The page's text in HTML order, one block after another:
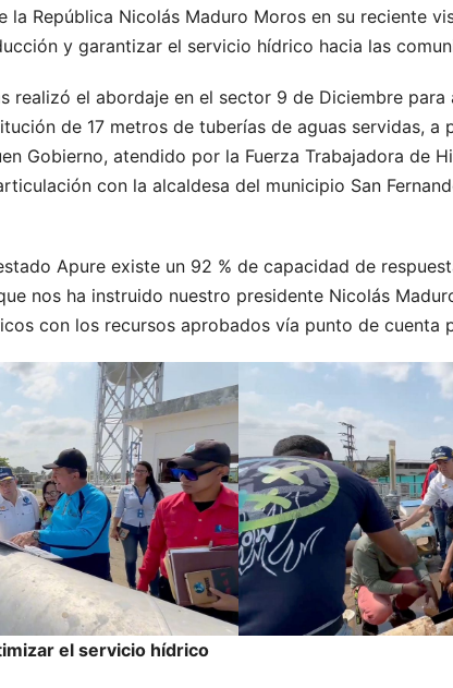
la República Nicolás Maduro Moros en su reciente
y garantizar el servicio hídrico hacia las
realizó el abordaje en el sector 9 de Diciembre
de 17 metros de tuberías de aguas servidas,
Gobierno, atendido por la Fuerza Trabajadora de
con la alcaldesa del municipio San
Apure existe un 92 % de capacidad de
nos ha instruido nuestro presidente Nicolás
con los recursos aprobados vía punto de cuenta
el servicio hídrico